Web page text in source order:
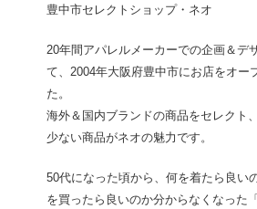
豊中市セレクトショップ・ネオ
20年間アパレルメーカーでの企画＆デ
て、2004年大阪府豊中市にお店をオー
た。
海外＆国内ブランドの商品をセレクト
少ない商品がネオの魅力です。
50代になった頃から、何を着たら良い
を買ったら良いのか分からなくなった